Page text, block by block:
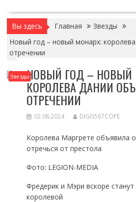
Вы здесь Главная
Звезды
Новый год – новый монарх:
отречении
ЗвездыНОВЫЙ ГОД – НОВЫЙ
КОРОЛЕВА ДАНИИ
ОТРЕЧЕНИИ
02.08.2024 DIGIS567COPE
Королева Маргрете объявила
отречься от престола
Фото: LEGION-MEDIA
Фредерик и Мэри вскоре
королевой